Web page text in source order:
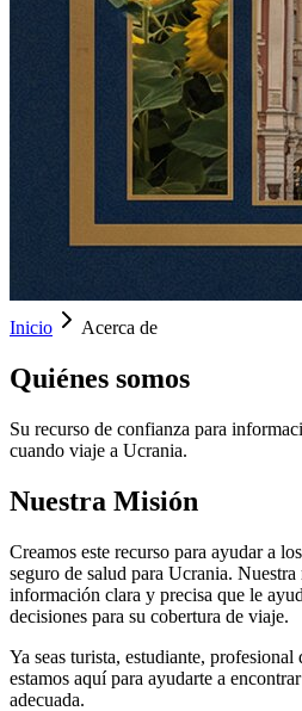
Inicio Acerca de
Quiénes somos
Su recurso de confianza para
cuando viaje a Ucrania.
Nuestra Misión
Creamos este recurso para ayudar a
seguro de salud para Ucrania.
información clara y precisa que le
decisiones para su cobertura de viaje.
Ya seas turista, estudiante,
estamos aquí para ayudarte a
adecuada.